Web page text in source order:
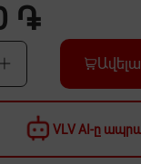
VLV AI-ը
֏